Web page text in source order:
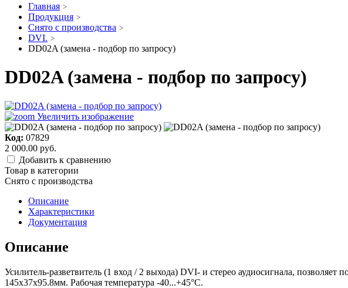
Главная
Продукция
Снято с производства
DVI.
DD02A (замена - подбор по запросу)
DD02A (замена - подбор по запросу)
Увеличить изображение
Код: 07829
2 000.00 руб.
Добавить к сравнению
Товар в категории
Снято c производства
Описание
Характеристики
Документация
Описание
Усилитель-разветвитель (1 вход / 2 выхода) DVI- и стерео аудиосигнала,
145x37x95.8мм. Рабочая температура -40...+45°C.